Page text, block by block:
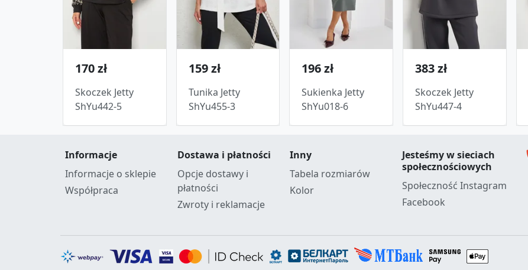
170 zł
Skoczek Jetty
ShYu442-5
159 zł
Tunika Jetty
ShYu455-3
196 zł
Sukienka Jetty
ShYu018-6
383 zł
Skoczek Jetty
ShYu447-4
Informacje
Informacje o sklepie
Współpraca
Dostawa i płatności
Opcje dostawy i
płatności
Zwroty i reklamacje
Inny
Tabela rozmiarów
Kolor
Jesteśmy w sieciach
społecznościowych
Społeczność Instagram
Facebook